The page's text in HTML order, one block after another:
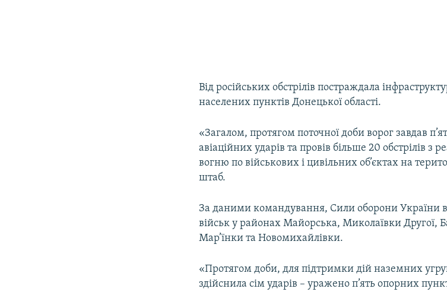
Від російських обстрілів постраждала
населених пунктів Донецької області.
«Загалом, протягом поточної доби ворог завдав
авіаційних ударів та провів більше 20 обстрілів з
вогню по військових і цивільних об’єктах на
штаб.
За даними командування, Сили оборони України
військ у районах Майорська, Миколаївки Другої,
Мар’їнки та Новомихайлівки.
«Протягом доби, для підтримки дій наземних
здійснила сім ударів – уражено п’ять опорних